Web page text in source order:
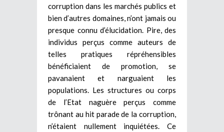
corruption dans les marchés publics et
bien d’autres domaines, n’ont jamais ou
presque connu d’élucidation. Pire, des
individus perçus comme auteurs de
telles pratiques répréhensibles
bénéficiaient de promotion, se
pavanaient et narguaient les
populations. Les structures ou corps
de l’Etat naguère perçus comme
trônant au hit parade de la corruption,
n’étaient nullement inquiétées. Ce